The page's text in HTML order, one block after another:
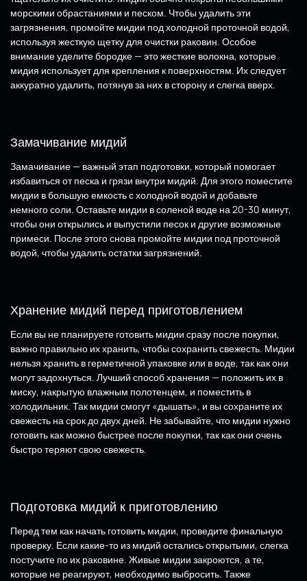
морскими обрастаниями и песком. Чтобы удалить эти
загрязнения, промойте мидии под холодной проточной водой,
используя жесткую щетку для очистки раковин. Особое
внимание уделите бородке — это жесткие волокна, которые
мидия использует для крепления к поверхностям. Их следует
аккуратно удалить, потянув за них в сторону и слегка вверх.
Замачивание мидий
Замачивание — важный этап подготовки, который помогает
избавиться от песка и грязи внутри мидий. Для этого поместите
мидии в большую емкость с холодной водой и добавьте
немного соли. Оставьте мидии в соленой воде на 20-30 минут,
чтобы они открылись и выпустили песок и другие возможные
примеси. После этого снова промойте мидии под проточной
водой, чтобы удалить остатки загрязнений.
Хранение мидий перед приготовлением
Если вы не планируете готовить мидии сразу после покупки,
важно правильно их хранить, чтобы сохранить свежесть. Мидии
нельзя хранить в герметичной упаковке или в воде, так как они
могут задохнуться. Лучший способ хранения — положить их в
миску, накрытую влажным полотенцем, и поместить в
холодильник. Так мидии смогут «дышать», и вы сохраните их
свежесть на срок до двух дней. Не забывайте, что мидии нужно
готовить как можно быстрее после покупки, так как они очень
быстро теряют свою свежесть.
Подготовка мидий к приготовлению
Перед тем как начать готовить мидии, проведите финальную
проверку. Если какие-то из мидий остались открытыми, слегка
постучите по их раковине. Живые мидии закроются, а те,
которые не реагируют, необходимо выбросить. Также